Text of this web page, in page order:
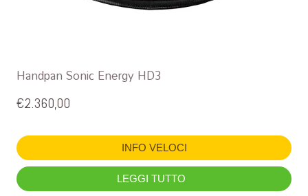
Handpan Sonic Energy HD3
€2.360,00
INFO VELOCI
LEGGI TUTTO